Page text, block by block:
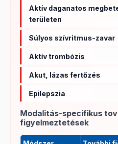
Aktív daganatos
területen
Súlyos szívritmus-zavar
Aktív trombózis
Akut, lázas fertőzés
Epilepszia
Modalitás-specifikus
figyelmeztetések